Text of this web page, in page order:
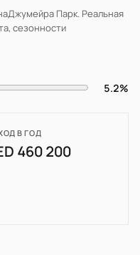
Джумейра Парк . Реальная
сезонности
5.2%
В ГОД
460 200